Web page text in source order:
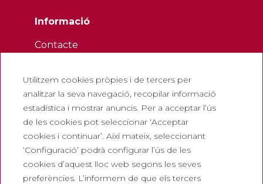
Informació
Contacte
Treballa amb nosaltres
Preguntes freqüents
Entrada turística
Política de privadesa
Utilitzem cookies pròpies i de tercers per
analitzar la seva navegació, recopilar informació
estadística i mostrar anuncis. Per a acceptar l’ús
de les cookies pot seleccionar ‘Acceptar
cookies i continuar’. Així mateix, seleccionant
‘Configuració’ podrà configurar l’ús de les
cookies d’aquest lloc web segons les seves
preferències. L’informem de que els tercers